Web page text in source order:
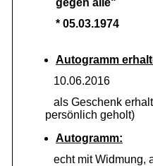
gegen alle"
* 05.03.1974
Autogramm
10.06.2016
als Geschenk
persönlich geholt)
Autogramm:
echt mit Widmung,